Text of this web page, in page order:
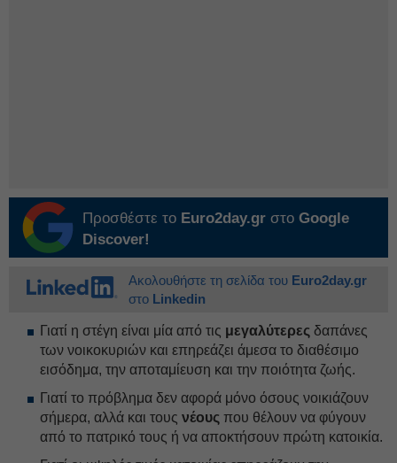
Προσθέστε το Euro2day.gr στο Google
Discover!
Ακολουθήστε τη σελίδα του Euro2day.gr
στο Linkedin
Γιατί η στέγη είναι μία από τις μεγαλύτερες δαπάνες
των νοικοκυριών και επηρεάζει άμεσα το διαθέσιμο
εισόδημα, την αποταμίευση και την ποιότητα ζωής.
Γιατί το πρόβλημα δεν αφορά μόνο όσους νοικιάζουν
σήμερα, αλλά και τους νέους που θέλουν να φύγουν
από το πατρικό τους ή να αποκτήσουν πρώτη κατοικία.